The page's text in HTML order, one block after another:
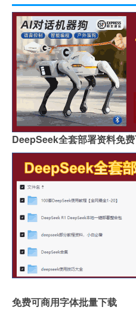
DeepSeek全套部署资料免
免费可商用字体批量下载